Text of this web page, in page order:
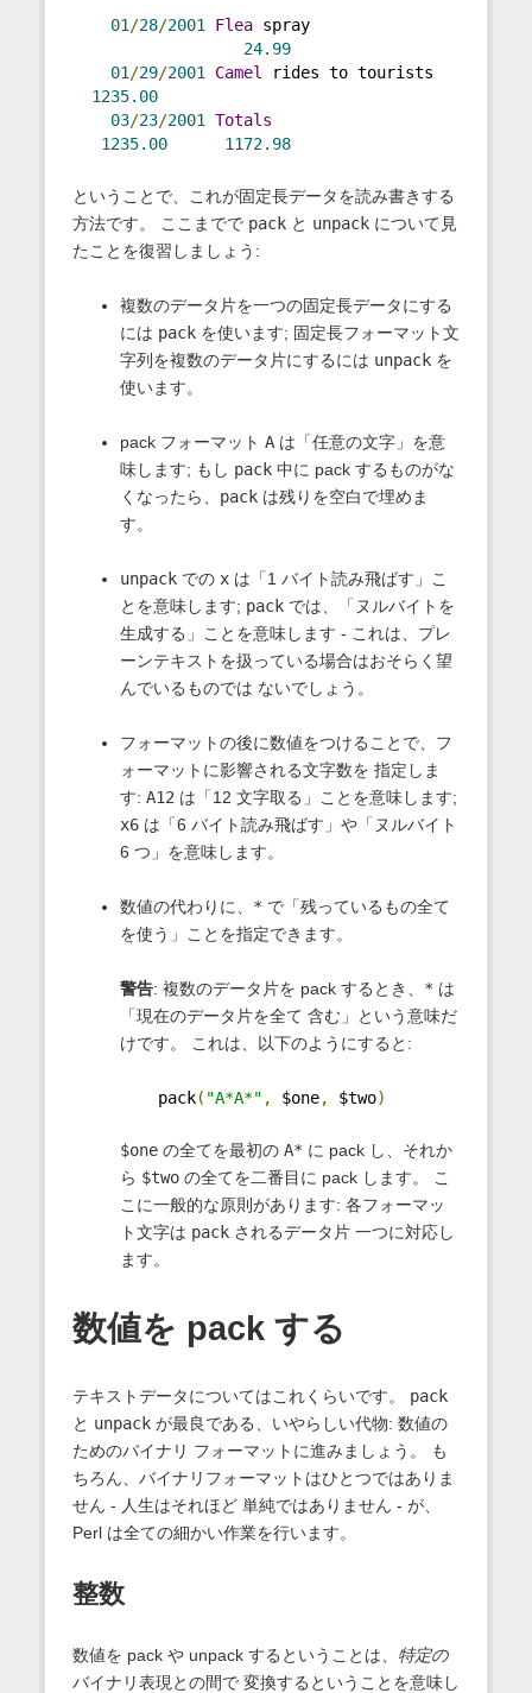
01/28/2001 Flea spray
24.99
01/29/2001 Camel rides to tourists
1235.00
03/23/2001 Totals
1235.00
1172.98
ということで、これが固定長データを読み書きする
方法です。 ここまでで packと unpackについて見
たことを復習しましょう:
複数のデータ片を一つの固定長データにする
には packを使います; 固定長フォーマット文
字列を複数のデータ片にするには unpackを
使います。
pack フォーマット Aは「任意の文字」を意
味します; もし pack中に pack するものがな
くなったら、 packは残りを空白で埋めま
す。
unpackでの xは「1 バイト読み飛ばす」こ
とを意味します; packでは、「ヌルバイトを
生成する」ことを意味します - これは、プレ
ーンテキストを扱っている場合はおそらく望
んでいるものでは ないでしょう。
フォーマットの後に数値をつけることで、フ
ォーマットに影響される文字数を 指定しま
す: A12は「12 文字取る」ことを意味します;
x6は「6 バイト読み飛ばす」や「ヌルバイト
6 つ」を意味します。
数値の代わりに、 * で「残っているもの全て
を使う」ことを指定できます。
警告: 複数のデータ片を pack するとき、 * は
「現在のデータ片を全て 含む」という意味だ
けです。 これは、以下のようにすると:
pack( "A*A*" , $one, $two)
$oneの全てを最初の A* に pack し、それか
ら $twoの全てを二番目に pack します。 こ
こに一般的な原則があります: 各フォーマッ
ト文字は packされるデータ片 一つに対応し
ます。
数値を pack する
テキストデータについてはこれくらいです。 pack
と unpackが最良である、いやらしい代物: 数値の
ためのバイナリ フォーマットに進みましょう。 も
ちろん、バイナリフォーマットはひとつではありま
せん - 人生はそれほど 単純ではありません - が、
Perl は全ての細かい作業を行います。
整数
数値を pack や unpack するということは、 特定の
バイナリ表現との間で 変換するということを意味し